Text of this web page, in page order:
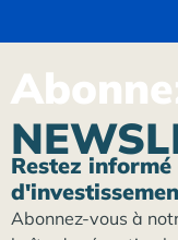
Restez
Abonnez-vous à